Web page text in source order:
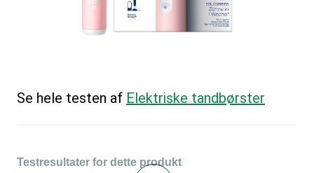
Se hele testen af Elektriske tandbørster
Testresultater for dette produkt